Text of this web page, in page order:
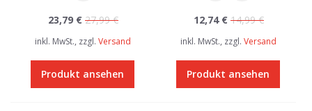
23,79 € 27,99 €
inkl. MwSt., zzgl.Versand
Produkt ansehen
12,74 € 14,99 €
inkl. MwSt., zzgl.Versand
Produkt ansehen